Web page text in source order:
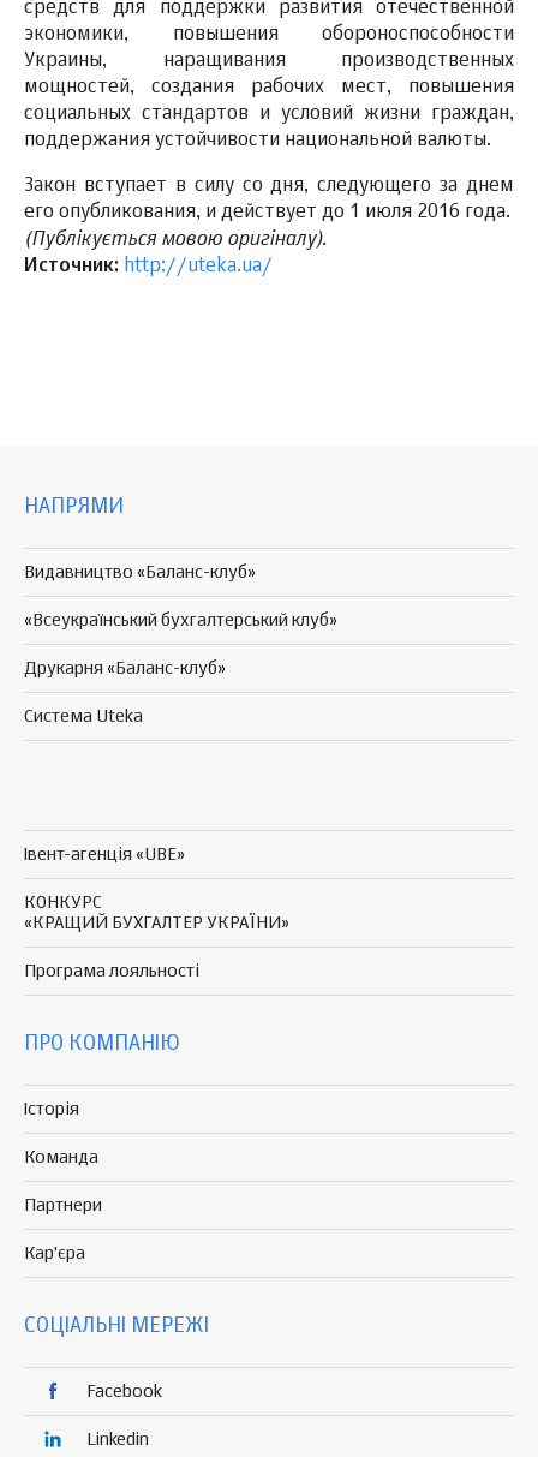
средств для поддержки развития отечественной
экономики, повышения обороноспособности
Украины, наращивания производственных
мощностей, создания рабочих мест, повышения
социальных стандартов и условий жизни граждан,
поддержания устойчивости национальной валюты.
Закон вступает в силу со дня, следующего за днем
его опубликования, и действует до 1 июля 2016 года.
(Публікується мовою оригіналу).
Источник: http://uteka.ua/
НАПРЯМИ
Видавництво «Баланс-клуб»
«Всеукраїнський бухгалтерський клуб»
Друкарня «Баланс-клуб»
Система Uteka
Івент-агенція «UBE»
КОНКУРС
«КРАЩИЙ БУХГАЛТЕР УКРАЇНИ»
Програма лояльності
ПРО КОМПАНІЮ
Історія
Команда
Партнери
Кар'єра
СОЦІАЛЬНІ МЕРЕЖІ
Facebook
Linkedin